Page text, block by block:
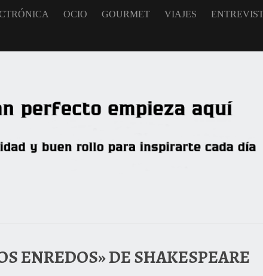
OCIO GOURMET VIAJES
ENREDOS» DE SHAKESPEARE